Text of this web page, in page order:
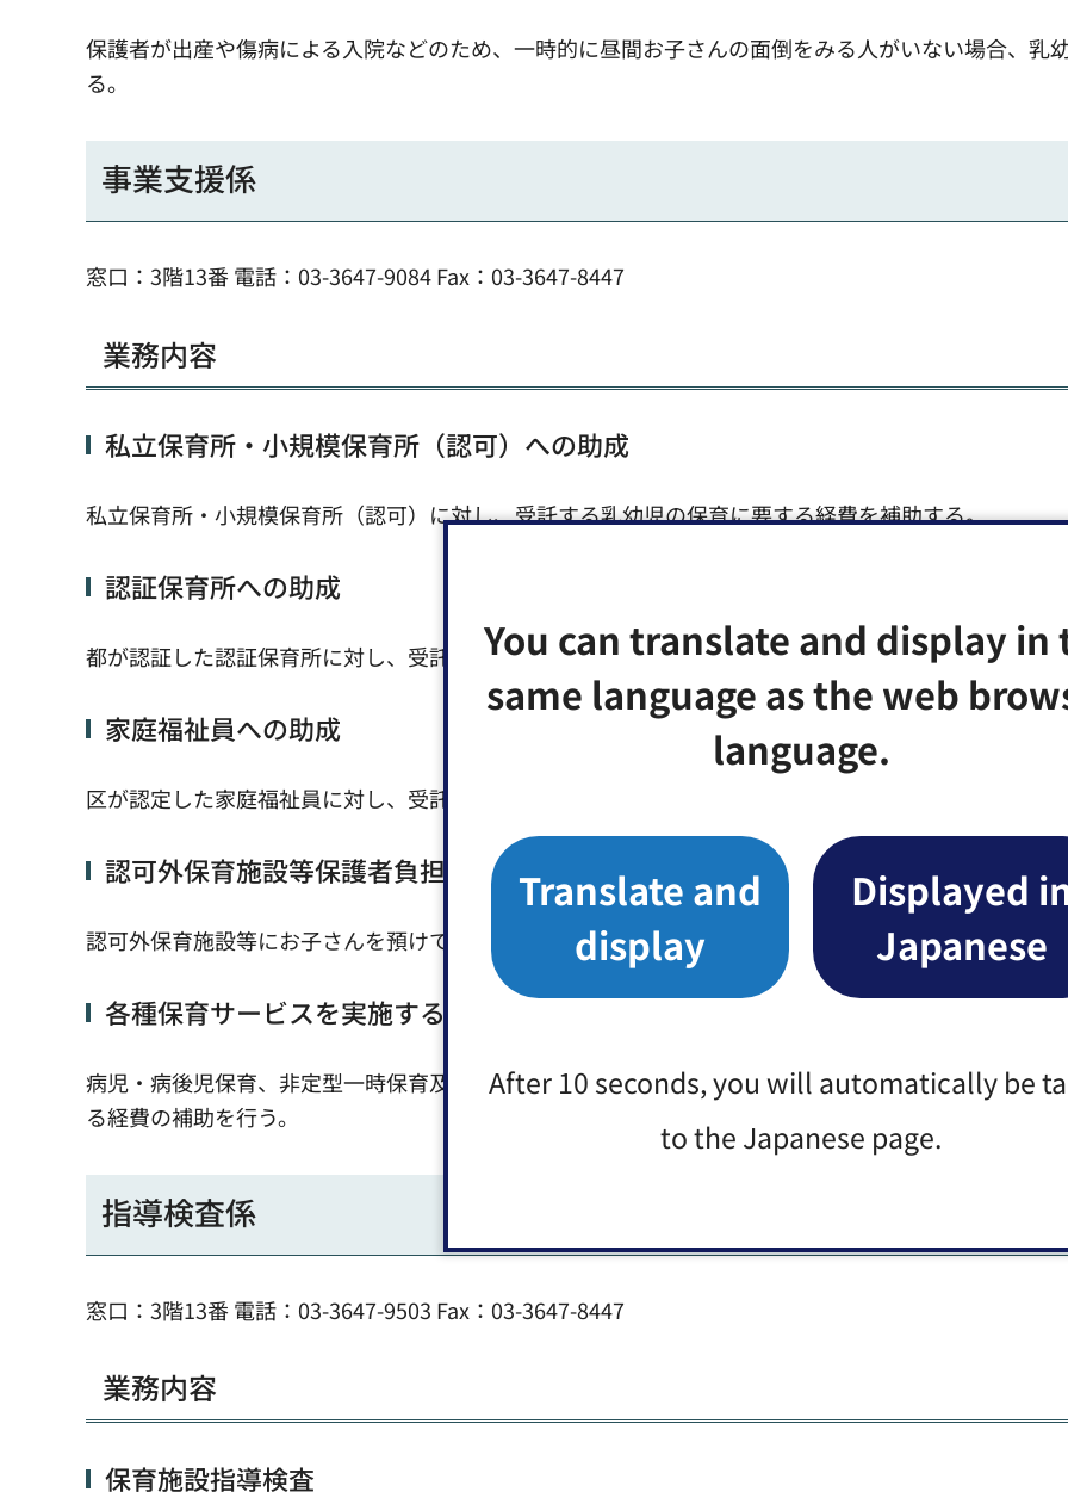
You can translate and display in
same language as the web
language.
Translate and
display
Displayed
Japanese
After 10 seconds, you will automatically be
to the Japanese page.
保護者が出産や傷病による入院などのため、一時的に昼間お子さんの面倒をみる人がいない場合、乳
る。
事業支援係
窓口：3階13番 電話：03-3647-9084 Fax：03-3647-8447
業務内容
私立保育所・小規模保育所（認可）への助成
私立保育所・小規模保育所（認可）に対し、受託する乳幼児の保育に要する経費を補助する。
認証保育所への助成
都が認証した認証保育所に対し、受託する乳幼児の保育に要する経費を補助する。
家庭福祉員への助成
区が認定した家庭福祉員に対し、受託する乳幼児の保育に要する経費を補助する。
認可外保育施設等保護者負担軽減事業
認可外保育施設等にお子さんを預けている保護者の方の経済的負担を軽減するため、利用料の助成を行
各種保育サービスを実施する保育施設への支援
病児・病後児保育、非定型一時保育及び緊急一時保育を実施する保育施設に対し、委託費の支払いや運
る経費の補助を行う。
指導検査係
窓口：3階13番 電話：03-3647-9503 Fax：03-3647-8447
業務内容
保育施設指導検査